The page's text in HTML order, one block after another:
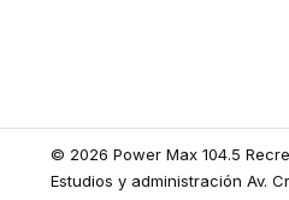
© 2026 Power Max 104.5
Estudios y administración Av.